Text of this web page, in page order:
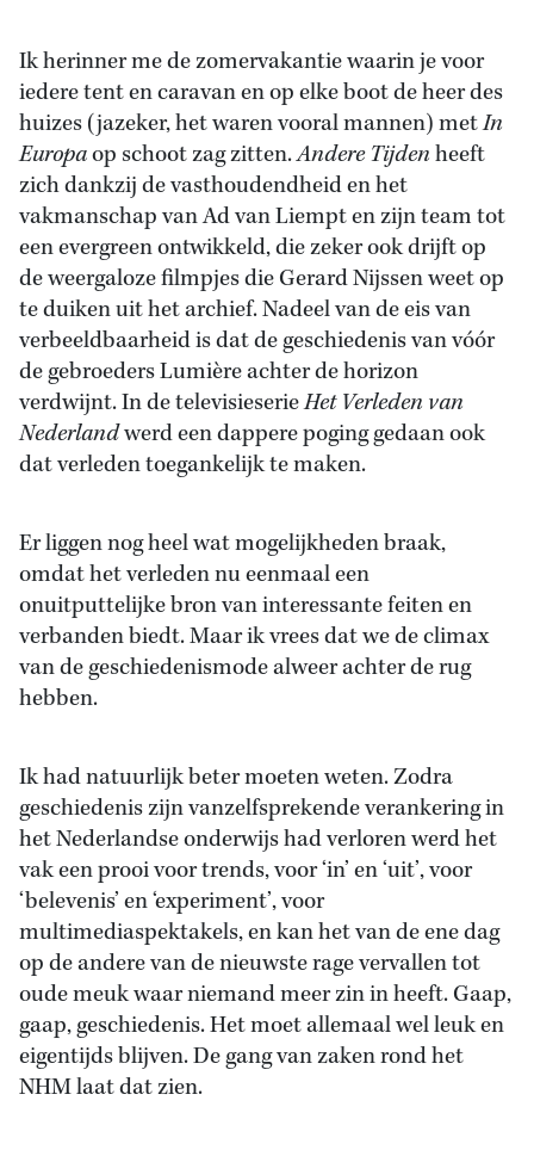
Ik herinner me de zomervakantie waarin je voor
iedere tent en caravan en op elke boot de heer des
huizes (jazeker, het waren vooral mannen) metIn
Europaop schoot zag zitten.Andere Tijdenheeft
zich dankzij de vasthoudendheid en het
vakmanschap van Ad van Liempt en zijn team tot
een evergreen ontwikkeld, die zeker ook drijft op
de weergaloze filmpjes die Gerard Nijssen weet op
te duiken uit het archief. Nadeel van de eis van
verbeeldbaarheid is dat de geschiedenis van vóór
de gebroeders Lumière achter de horizon
verdwijnt. In de televisieserieHet Verleden van
Nederlandwerd een dappere poging gedaan ook
dat verleden toegankelijk te maken.
Er liggen nog heel wat mogelijkheden braak,
omdat het verleden nu eenmaal een
onuitputtelijke bron van interessante feiten en
verbanden biedt. Maar ik vrees dat we de climax
van de geschiedenismode alweer achter de rug
hebben.
Ik had natuurlijk beter moeten weten. Zodra
geschiedenis zijn vanzelfsprekende verankering in
het Nederlandse onderwijs had verloren werd het
vak een prooi voor trends, voor ‘in’ en ‘uit’, voor
‘belevenis’ en ‘experiment’, voor
multimediaspektakels, en kan het van de ene dag
op de andere van de nieuwste rage vervallen tot
oude meuk waar niemand meer zin in heeft. Gaap,
gaap, geschiedenis. Het moet allemaal wel leuk en
eigentijds blijven. De gang van zaken rond het
NHM laat dat zien.